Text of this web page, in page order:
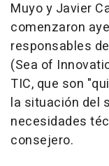
Muyo y Javier
comenzaron
responsables
(Sea of
TIC, que son
la situación del
necesidades
consejero.